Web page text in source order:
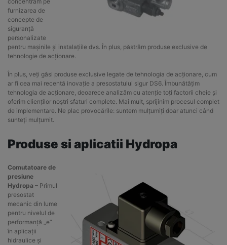
furnizarea de
concepte de
siguranță
personalizate
pentru mașinile și instalațiile dvs. În plus, păstrăm produse exclusive de
tehnologie de acționare.
În plus, veți găsi produse exclusive legate de tehnologia de acționare, cum
ar fi cea mai recentă inovație a presostatului sigur DS6. Îmbunătățim
tehnologia de acționare, deoarece analizăm cu atenție toți factorii cheie și
oferim clienților noștri sfaturi complete. Mai mult, sprijinim procesul complet
de implementare. Ne plac provocările: suntem mulțumiți doar atunci când
sunteți mulțumit.
Produse si aplicatii Hydropa
Comutatoare de
presiune
Hydropa – Primul
presostat
mecanic din lume
pentru nivelul de
performanță „e”
în aplicații
hidraulice și